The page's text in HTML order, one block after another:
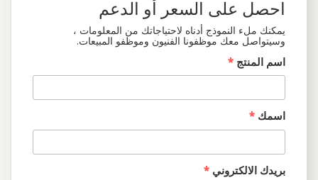
احصل على السعر أو الدعم
يمكنك ملء النموذج أدناه لاحتياجاتك من المعلومات ،
وسيتواصل معك موظفونا الفنيون وموظفو المبيعات.
اسم المنتج *
اسمك *
بريدك الالكتروني *